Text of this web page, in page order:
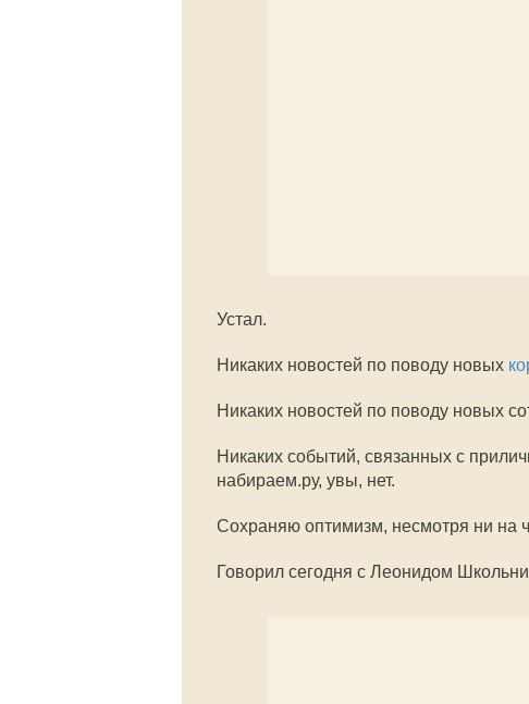
Устал.
Никаких новостей по поводу новых
Никаких новостей по поводу новых
Никаких событий, связанных с
набираем.ру, увы, нет.
Сохраняю оптимизм, несмотря ни на
Говорил сегодня с Леонидом